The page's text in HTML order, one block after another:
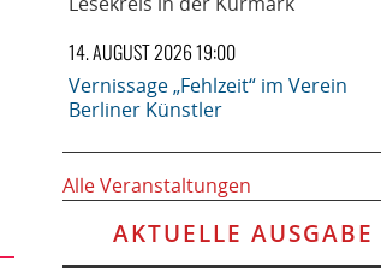
14. AUGUST 2026 19:00
Vernissage „Fehlzeit“ im Verein
Berliner Künstler
Alle Veranstaltungen
AKTUELLE AUSGABE